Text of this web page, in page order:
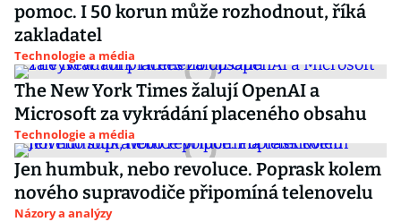
pomoc. I 50 korun může rozhodnout, říká
zakladatel
Technologie a média
The New York Times žalují OpenAI a
Microsoft za vykrádání placeného obsahu
Technologie a média
Jen humbuk, nebo revoluce. Poprask kolem
nového supravodiče připomíná telenovelu
Názory a analýzy